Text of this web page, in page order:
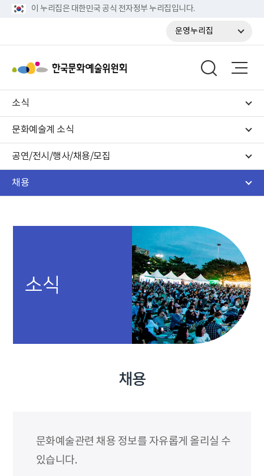
이 누리집은 대한민국 공식 전자정부 누리집입니다.
운영누리집
소식
문화예술계 소식
공연/전시/행사/채용/모집
채용
소식
채용
문화예술관련 채용 정보를 자유롭게 올리실 수
있습니다.